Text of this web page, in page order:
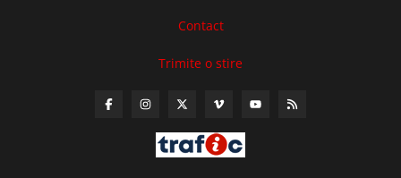
Contact
Trimite o stire